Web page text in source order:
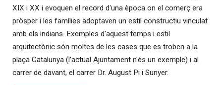
XIX i XX i evoquen el record d'una època on el comerç era
pròsper i les famílies adoptaven un estil constructiu vinculat
amb els indians. Exemples d'aquest temps i estil
arquitectònic són moltes de les cases que es troben a la
plaça Catalunya (l'actual Ajuntament n'és un exemple) i al
carrer de davant, el carrer Dr. August Pi i Sunyer.